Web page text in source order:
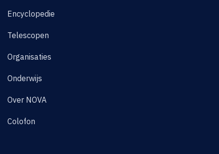
Encyclopedie
Telescopen
Organisaties
Onderwijs
Over NOVA
Colofon